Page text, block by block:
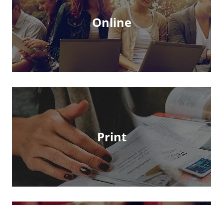
Online
Print